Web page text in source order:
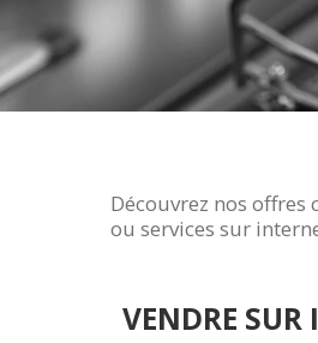
Découvrez nos
ou services sur
VENDRE SUR